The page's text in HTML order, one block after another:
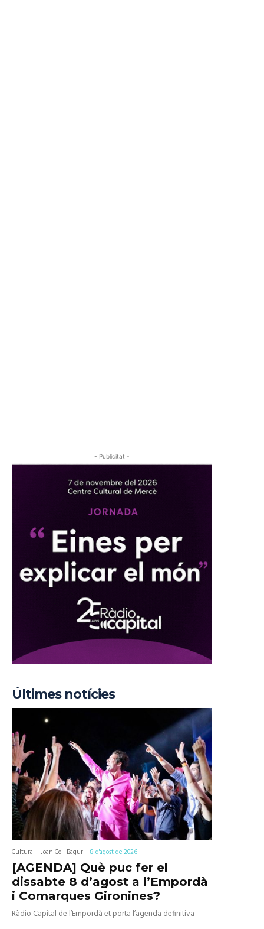
- Publicitat -
Últimes notícies
Cultura Joan Coll Bagur -8 d'agost de 2026
[AGENDA] Què puc fer el
dissabte 8 d’agost a l’Empordà
i Comarques Gironines?
Ràdio Capital de l’Empordà et porta l’agenda definitiva